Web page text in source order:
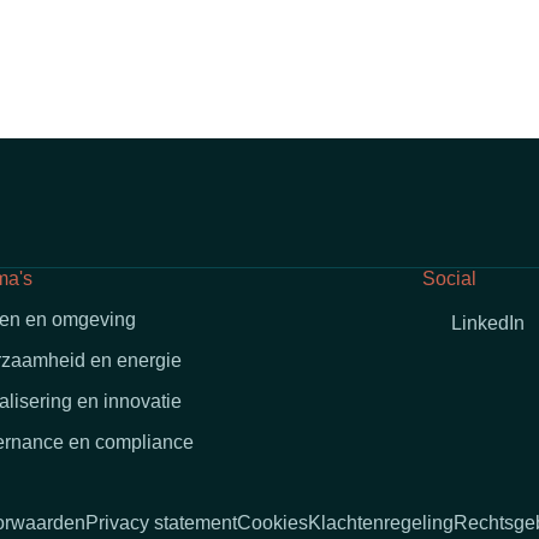
en omgeving
en energie
en innovatie
en compliance
Social
LinkedIn
Privacy statementCookiesKlachtenregeling